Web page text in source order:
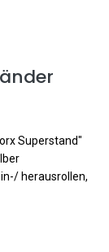
Superstand"
herausrollen,